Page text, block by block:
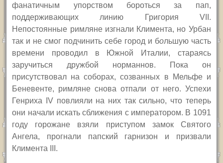
фанатичным упорством бороться за пап,
поддерживающих линию Григория VII.
Непостоянные римляне изгнали Климента, но Урбан
так и не смог подчинить себе город и большую часть
времени проводил в Южной Италии, стараясь
заручиться дружбой норманнов. Пока он
присутствовал на соборах, созванных в Мельфе и
Беневенте, римляне снова отпали от него. Успехи
Генриха
IV повлияли на них так сильно, что теперь
они начали искать сближения с императором. В 1091
году горожане взяли приступом замок Святого
Ангела, прогнали папский гарнизон и призвали
Климента
III.